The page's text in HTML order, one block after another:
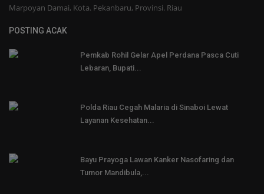
Marpoyan Damai, Kota. Pekanbaru, Provinsi. Riau
POSTING ACAK
Pemkab Rohil Gelar Apel Perdana Pasca Cuti
Lebaran, Bupati...
Polda Riau Cegah Malaria di Sinaboi Lewat
Layanan Kesehatan...
Bayu Prayoga Lawan Kanker Nasofaring dan
Tumor Mandibula,...